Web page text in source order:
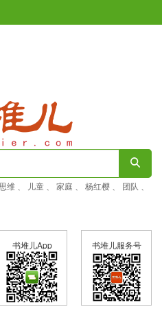
维 儿童 家庭 杨红樱 团队
书堆儿服务号
书堆儿App